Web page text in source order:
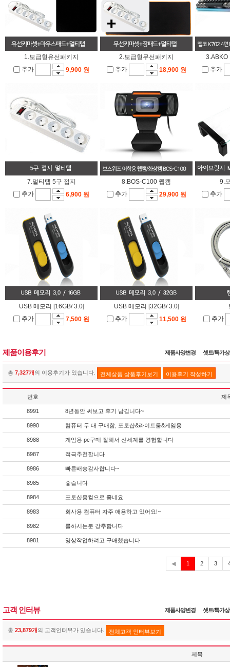
1.보급형유선패키지
추가
9,900 원
2.보급형무선패키지
추가
18,900 원
3.ABKO
추가
7.멀티탭 5구 접지
추가
6,900 원
8.BOS-C100 웹캠
추가
29,900 원
9.
추가
USB 메모리 [16GB/ 3.0]
추가
7,500 원
USB 메모리 [32GB/ 3.0]
추가
11,500 원
추가
제품이용후기 제품사양변경 셋트/특가
총 7,327개의 이용후기가 있습니다. 전체상품 상품후기보기 이용후기 작성하기
번호 제
8991 8년동안 써보고 후기 남깁니다~
8990 컴퓨터 두 대 구매함, 포토샵&라이트룸&게임용
8988 게임용 pc구매 잘해서 신세계를 경험합니다
8987 적극추천합니다
8986 빠른배송감사합니다~
8985 좋습니다
8984 포토샵용컴으로 좋네요
8983 회사용 컴퓨터 자주 애용하고 있어요!~
8982 롤하시는분 강추합니다
8981 영상작업하려고 구매했습니다
◀ 1
재
2 3
고객 인터뷰 제품사양변경 셋트/특가
총 23,879개의 고객인터뷰가 있습니다. 전체고객 인터뷰보기
제목